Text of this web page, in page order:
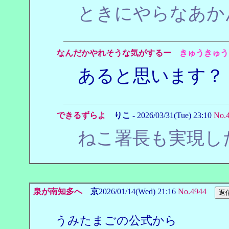
ときにやらなあ
なんだかやれそうな気がするー きゅうきゅう
あると思います？
できるずらよ りこ - 2026/03/31(Tue) 23:10
ねこ署長も実現
泉が南知多へ 京2026/01/14(Wed) 21:16 No.4944
うみたまごの公式から